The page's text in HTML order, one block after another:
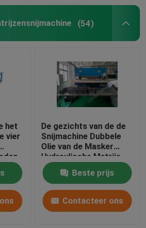
(54)
het
vier
De gezichts van de de
Snijmachine Dubbele
Olie van de Masker
Hydraulische Matrijs
Controle van de de
Cilindercomputer
Beste prijs
Contacteer ons